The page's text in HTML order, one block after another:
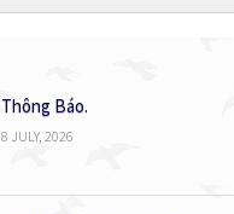
Thông Báo.
8 JULY, 2026